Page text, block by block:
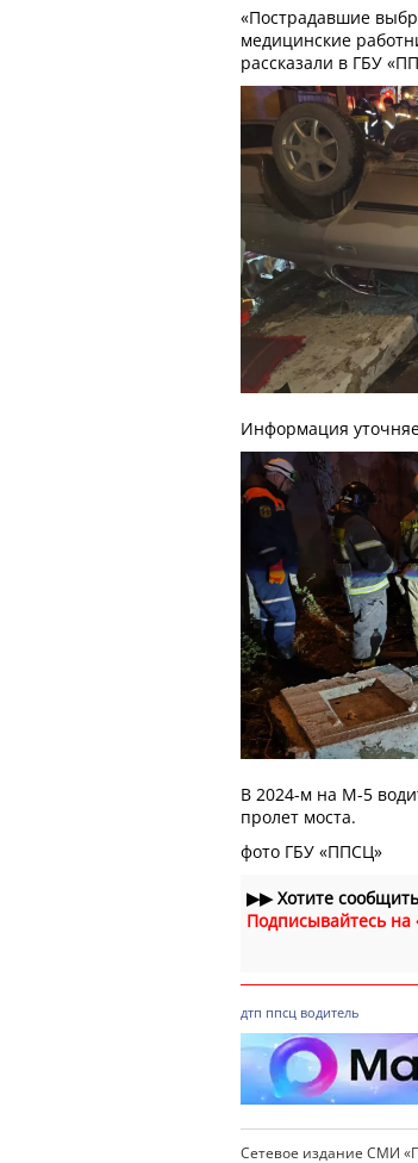
«Пострадавшие
медицинские
рассказали в ГБУ
Информация
В 2024-м на М-5
пролет моста.
фото ГБУ «ППСЦ»
▶▶Хотите
Подписывайтесь
дтп ппсц водитель
Сетевое издание СМИ